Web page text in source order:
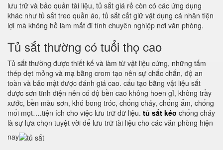
lưu trữ và bảo quản tài liệu, tủ sắt giá rẻ còn có các ứng dụng
khác như tủ sắt treo quần áo, tủ sắt cất giữ vật dụng cá nhân tiện
lợi mà không hề làm mất đi tính chuyên nghiệp nơi văn phòng.
Tủ sắt thường có tuổi thọ cao
Tủ sắt thường được thiết kế và làm từ vật liệu cứng, những tấm
thép dẹt mỏng và mạ bằng crom tạo nên sự chắc chắn, độ an
toàn và bảo mật được đánh giá cao. cấu tạo bằng vật liệu sắt
được sơn tĩnh điện nên có độ bền cao không hoen gỉ, không trầy
xước, bền màu sơn, khó bong tróc, chống cháy, chống ẩm, chống
mối mọt….tiện ích cho việc lưu trữ dữ liệu. tủ sắt kéo chống cháy
là sự lựa chọn tuyệt vời để lưu trữ tài liệu cho các văn phòng hiện
nay